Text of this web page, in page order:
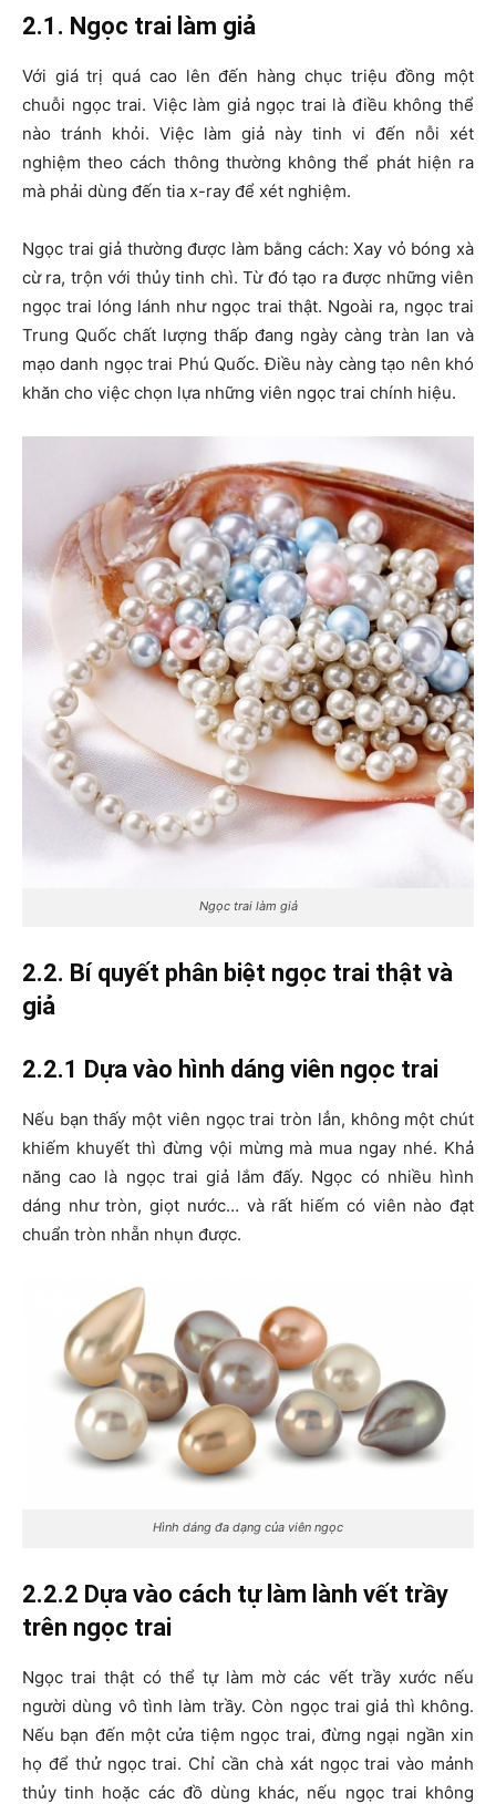
2.1. Ngọc trai làm giả
Với giá trị quá cao lên đến hàng chục triệu đồng một
chuỗi ngọc trai. Việc làm giả ngọc trai là điều không thể
nào tránh khỏi. Việc làm giả này tinh vi đến nỗi xét
nghiệm theo cách thông thường không thể phát hiện ra
mà phải dùng đến tia x-ray để xét nghiệm.
Ngọc trai giả thường được làm bằng cách: Xay vỏ bóng xà
cừ ra, trộn với thủy tinh chì. Từ đó tạo ra được những viên
ngọc trai lóng lánh như ngọc trai thật. Ngoài ra, ngọc trai
Trung Quốc chất lượng thấp đang ngày càng tràn lan và
mạo danh ngọc trai Phú Quốc. Điều này càng tạo nên khó
khăn cho việc chọn lựa những viên ngọc trai chính hiệu.
Ngọc trai làm giả
2.2. Bí quyết phân biệt ngọc trai thật và
giả
2.2.1 Dựa vào hình dáng viên ngọc trai
Nếu bạn thấy một viên ngọc trai tròn lẳn, không một chút
khiếm khuyết thì đừng vội mừng mà mua ngay nhé. Khả
năng cao là ngọc trai giả lắm đấy. Ngọc có nhiều hình
dáng như tròn, giọt nước… và rất hiếm có viên nào đạt
chuẩn tròn nhẵn nhụn được.
Hình dáng đa dạng của viên ngọc
2.2.2 Dựa vào cách tự làm lành vết trầy
trên ngọc trai
Ngọc trai thật có thể tự làm mờ các vết trầy xước nếu
người dùng vô tình làm trầy. Còn ngọc trai giả thì không.
Nếu bạn đến một cửa tiệm ngọc trai, đừng ngại ngần xin
họ để thử ngọc trai. Chỉ cần chà xát ngọc trai vào mảnh
thủy tinh hoặc các đồ dùng khác, nếu ngọc trai không